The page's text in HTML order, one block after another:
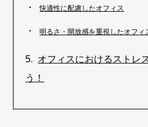
快適性に配慮したオフィス
明るさ・開放感を重視したオフィ
オフィスにおけるストレ
う！